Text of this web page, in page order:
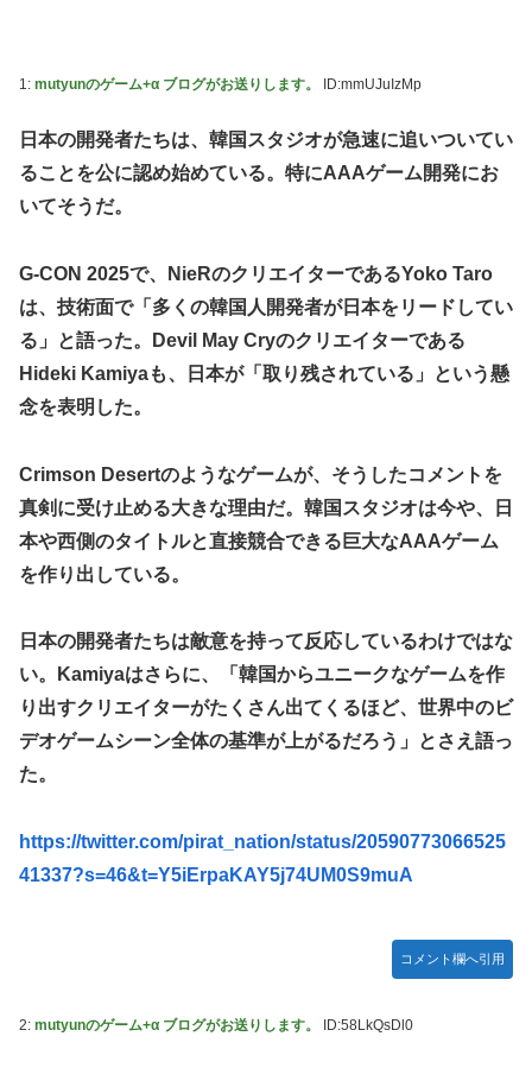
【悲報】女さん、歩行者を轢いた挙句、道路に倒れてどえら
海外「日本人はなんて気高いんだ！」 英高級紙も驚愕した
極限の中の日本人の姿に世界が衝撃
【画像】このLINEでなんで女が怒ってるのか分かんない奴
な？？？？？？？
海外「日本なんて行くんじゃなかった…」 日本を知ってし
まったディズニー信者、帰国後『本家』に失望する事態に
【艦これ】ひみつの通り道 他
LIAR GAME -ライアーゲーム- 第17話 感想：秋山さんの逆
【画像】エチビデ女優さん、番組の企画でハッスルしすぎて
しまうｗｗｗｗｗｗ
【ウマ娘】わたしの全力受け止めて♡ ←「またへんないき
ものがふえてる…」
閉スペクトラム症」診断にショックで泣く
海外「全部日本の真似だったのか…」 日本の普通のテレビ
【ウマ娘】ジェンティル「そろそろ狩るわ...♥」
ット！
【学マス】AIライザに対抗して学マスもAIアイドルを出そう
【デレマス】 仮面ライダーバロンＰ第２話「蒼翼の乙女」
万再生ｗｗｗｗｗｗ
してしまう
【画像】スト6に彗星の如く現れたフィリピン人キャラが可
愛すぎると話題に！
か？
炎上 もう何回目だよ…
【試合実況】西武２軍スタメン 先発:杉山遙希（2026.8.9）
ツは運転すんな！法律を改正しろ！！」
【J2第1節 鳥栖×甲府】鳥栖が好相性の甲府に2-0快勝で5年
1: mutyunのゲーム+α ブログがお送りします。 ID:mmUJuIzMp
日本の開発者たちは、韓国スタジオが急速に追いついてい
ることを公に認め始めている。特にAAAゲーム開発にお
いてそうだ。
G-CON 2025で、NieRのクリエイターであるYoko Taro
は、技術面で「多くの韓国人開発者が日本をリードしてい
る」と語った。Devil May Cryのクリエイターである
Hideki Kamiyaも、日本が「取り残されている」という懸
念を表明した。
Crimson Desertのようなゲームが、そうしたコメントを
真剣に受け止める大きな理由だ。韓国スタジオは今や、日
本や西側のタイトルと直接競合できる巨大なAAAゲーム
を作り出している。
日本の開発者たちは敵意を持って反応しているわけではな
い。Kamiyaはさらに、「韓国からユニークなゲームを作
り出すクリエイターがたくさん出てくるほど、世界中のビ
デオゲームシーン全体の基準が上がるだろう」とさえ語っ
た。
https://twitter.com/pirat_nation/status/20590773066525
41337?s=46&t=Y5iErpaKAY5j74UM0S9muA
コメント欄へ引用
2: mutyunのゲーム+α ブログがお送りします。 ID:58LkQsDl0